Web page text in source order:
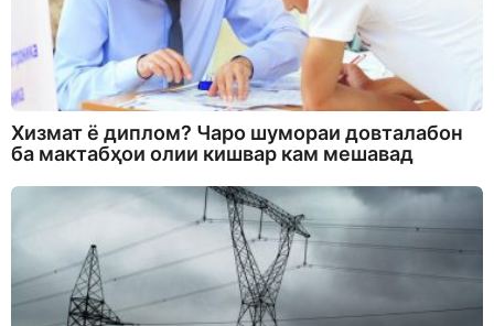
Хизмат ё диплом? Чаро шумораи довталабон
ба мактабҳои олии кишвар кам мешавад